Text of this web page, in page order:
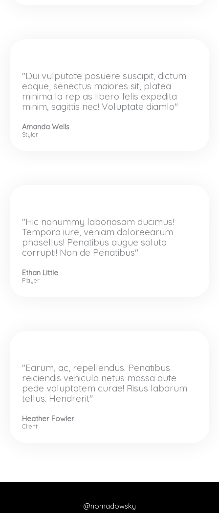
"Dui vulputate posuere suscipit, dictum
eaque, senectus maiores sit, platea
minima la rep as libero felis expedita
minim, sagittis nec! Voluptate diamlo"
Amanda Wells
Styler
"Hic nonummy laboriosam ducimus!
Tempora iure, veniam doloreearum
phasellus! Penatibus augue soluta
corrupti! Non de Penatibus"
Ethan Little
Player
"Earum, ac, repellendus. Penatibus
reiciendis vehicula netus massa aute
pede voluptatem curae! Risus laborum
tellus. Hendrerit"
Heather Fowler
Client
@nomadowsky